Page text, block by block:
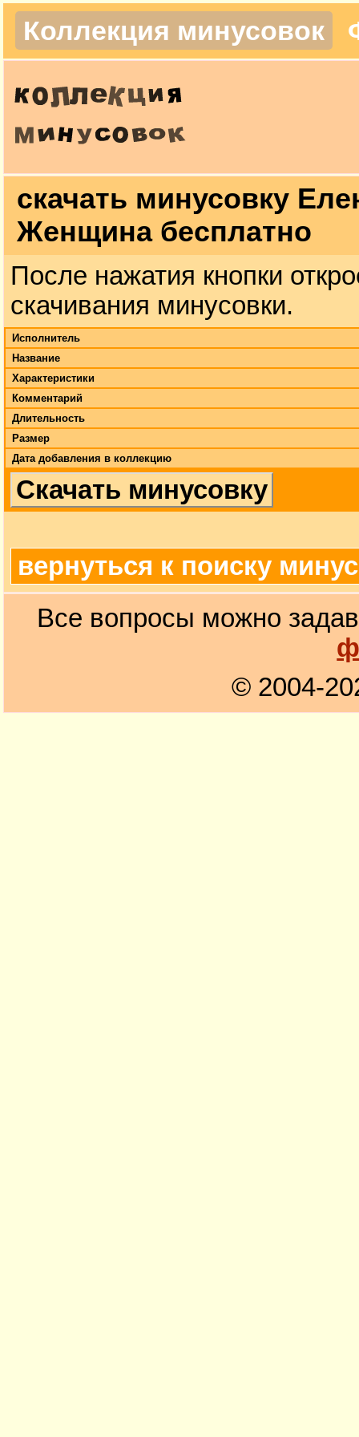
Коллекция минусовок
скачать минусовку
Женщина бесплатно
После нажатия кнопки
скачивания минусовки.
Исполнитель
Название
Характеристики
Комментарий
Длительность
Размер
Дата добавления в коллекцию
Скачать минусовку
вернуться к поиску
Все вопросы можно
© 2004-